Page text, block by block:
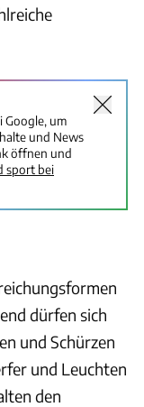
Google, um
und News
öffnen und
sport bei
dürfen sich
und Schürzen
und Leuchten
den